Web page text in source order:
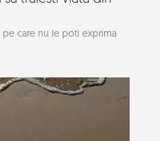
care nu le poti exprima